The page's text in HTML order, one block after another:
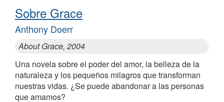
Sobre Grace
Anthony Doerr
About Grace, 2004
Una novela sobre el poder del amor, la belleza de la
naturaleza y los pequeños milagros que transforman
nuestras vidas. ¿Se puede abandonar a las personas
que amamos?